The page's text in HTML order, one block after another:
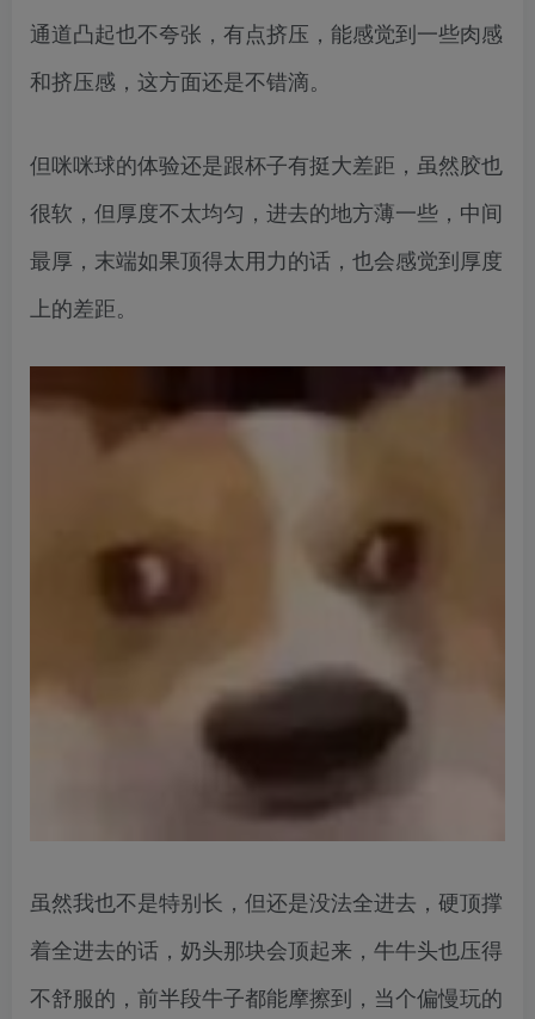
通道凸起也不夸张，有点挤压，能感觉到一些肉感
和挤压感，这方面还是不错滴。
但咪咪球的体验还是跟杯子有挺大差距，虽然胶也
很软，但厚度不太均匀，进去的地方薄一些，中间
最厚，末端如果顶得太用力的话，也会感觉到厚度
上的差距。
虽然我也不是特别长，但还是没法全进去，硬顶撑
着全进去的话，奶头那块会顶起来，牛牛头也压得
不舒服的，前半段牛子都能摩擦到，当个偏慢玩的